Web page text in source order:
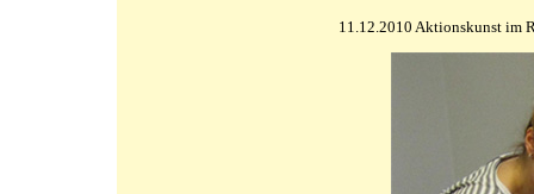
11.12.2010 Aktionskunst im